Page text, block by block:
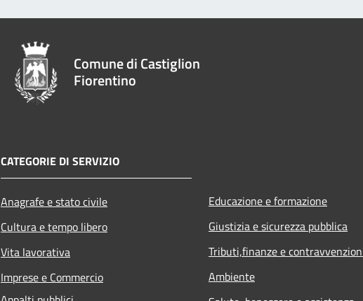
Comune di Castiglion
Fiorentino
CATEGORIE DI SERVIZIO
Anagrafe e stato civile
Cultura e tempo libero
Vita lavorativa
Imprese e Commercio
Educazione e formazione
Giustizia e sicurezza pubblica
Tributi,finanze e
Ambiente